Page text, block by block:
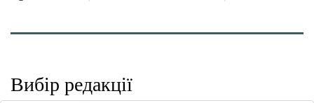
Вибір редакції